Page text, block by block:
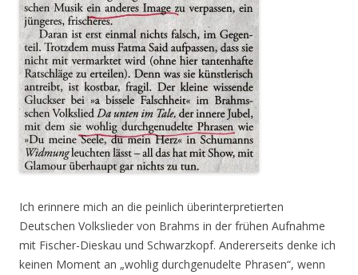
Ich erinnere mich an die peinlich überinterpretierten
Deutschen Volkslieder von Brahms in der frühen Aufnahme
mit Fischer-Dieskau und Schwarzkopf. Andererseits denke ich
keinen Moment an „wohlig durchgenudelte Phrasen“, wenn